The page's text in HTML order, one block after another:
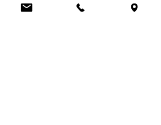
Gewicht inkl. Inhalt 350 gr